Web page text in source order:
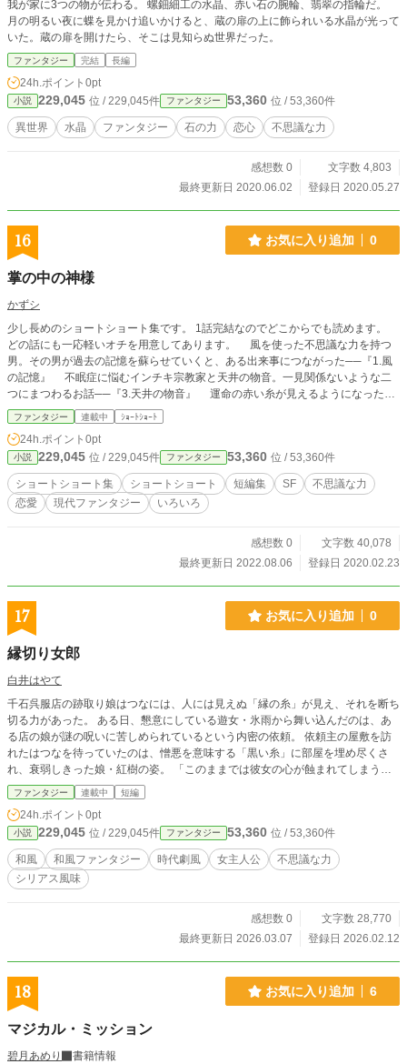
我が家に3つの物が伝わる。 螺鈿細工の水晶、赤い石の腕輪、翡翠の指輪だ。
月の明るい夜に蝶を見かけ追いかけると、蔵の扉の上に飾られいる水晶が光って
いた。蔵の扉を開けたら、そこは見知らぬ世界だった。
ファンタジー 完結 長編
24h.ポイント 0pt
小説 229,045 位 / 229,045件 ファンタジー 53,360 位 / 53,360件
異世界 水晶 ファンタジー 石の力 恋心 不思議な力
感想数 0
文字数 4,803
最終更新日 2020.06.02
登録日 2020.05.27
16 お気に入り追加 0
掌の中の神様
かずシ
少し長めのショートショート集です。 1話完結なのでどこからでも読めます。
どの話にも一応軽いオチを用意してあります。 風を使った不思議な力を持つ
男。その男が過去の記憶を蘇らせていくと、ある出来事につながった──『1.風
の記憶』 不眠症に悩むインチキ宗教家と天井の物音。一見関係ないような二
つにまつわるお話──『3.天井の物音』 運命の赤い糸が見えるようになった少
年はさっそく自分の運命の相手を探し出そうとする。その結果起きた衝撃の結末
とは？──『4.運命の赤い糸』 など現在六編の作品が収録してあります。 おお
よその字数はタイトルの横に書いてありますので、読む際の参考にして下さい。
ファンタジー 連載中 ｼｮｰﾄｼｮｰﾄ
24h.ポイント 0pt
小説 229,045 位 / 229,045件 ファンタジー 53,360 位 / 53,360件
ショートショート集 ショートショート 短編集 SF
不思議な力
恋愛
現代ファンタジー いろいろ
感想数 0
文字数 40,078
最終更新日 2022.08.06
登録日 2020.02.23
17 お気に入り追加 0
縁切り女郎
白井はやて
千石呉服店の跡取り娘はつなには、人には見えぬ「縁の糸」が見え、それを断ち
切る力があった。 ある日、懇意にしている遊女・氷雨から舞い込んだのは、あ
る店の娘が謎の呪いに苦しめられているという内密の依頼。 依頼主の屋敷を訪
れたはつなを待っていたのは、憎悪を意味する「黒い糸」に部屋を埋め尽くさ
れ、衰弱しきった娘・紅樹の姿。 「このままでは彼女の心が蝕まれてしまう」
はつなは糸の元凶を突き止めるため、依頼主の息子・宗近を護衛に町へ出ること
に。 憎悪の黒い糸を向ける相手とは？ 呉服屋の娘による、和風縁切り奇譚。
ファンタジー 連載中 短編
24h.ポイント 0pt
小説 229,045 位 / 229,045件 ファンタジー 53,360 位 / 53,360件
和風 和風ファンタジー 時代劇風 女主人公
不思議な力
シリアス風味
感想数 0
文字数 28,770
最終更新日 2026.03.07
登録日 2026.02.12
18 お気に入り追加 6
マジカル・ミッション
碧月あめり
書籍情報